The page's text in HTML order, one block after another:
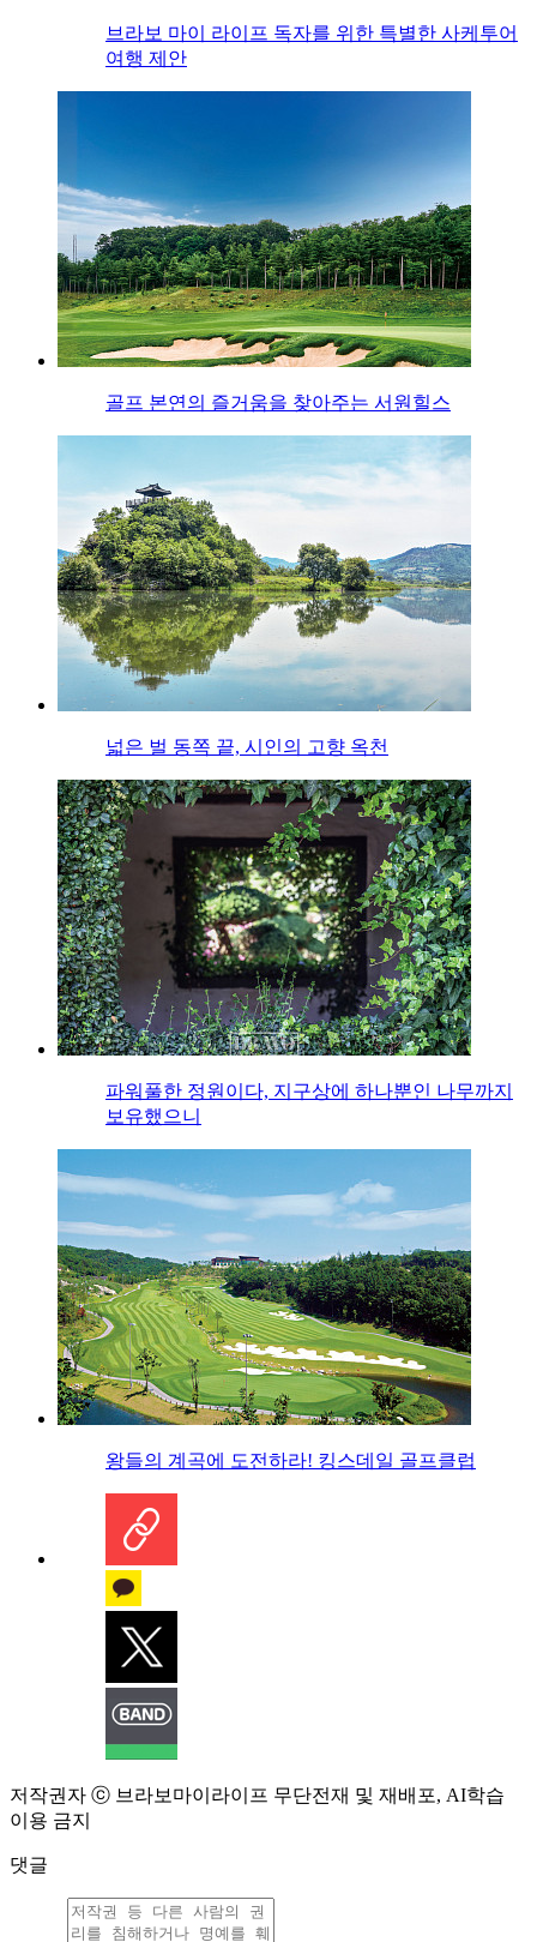
브라보 마이 라이프 독자를 위한 특별한 사케투어
여행 제안
골프 본연의 즐거움을 찾아주는 서원힐스
넓은 벌 동쪽 끝, 시인의 고향 옥천
파워풀한 정원이다, 지구상에 하나뿐인 나무까지
보유했으니
왕들의 계곡에 도전하라! 킹스데일 골프클럽
저작권자 ⓒ 브라보마이라이프 무단전재 및 재배포, AI학습
이용 금지
댓글